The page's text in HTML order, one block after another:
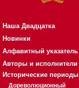
Наша Двадцатка
Новинки
Алфавитный указатель
Авторы и исполнители
Исторические периоды
Дореволюционный